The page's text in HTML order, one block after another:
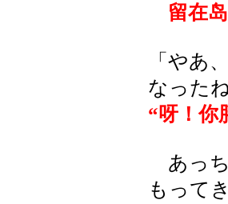
留在岛
「やあ
なったね
“呀！你
あっち
もって